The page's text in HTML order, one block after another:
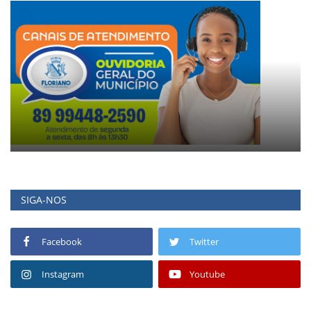
SIGA-NOS
Facebook Twitter
Instagram Youtube